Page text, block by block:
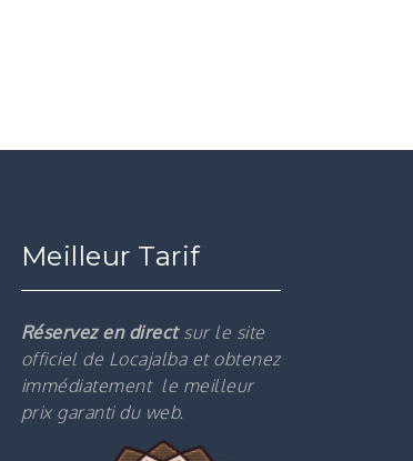
Meilleur Tarif
Réservez en directsur le site
officiel de Locajalba et obtenez
immédiatement le meilleur
prix garanti du web.